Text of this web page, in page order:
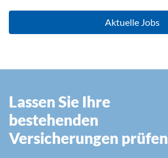
Aktuelle Jobs
Lassen Sie Ihre
bestehenden
Versicherungen prüfen